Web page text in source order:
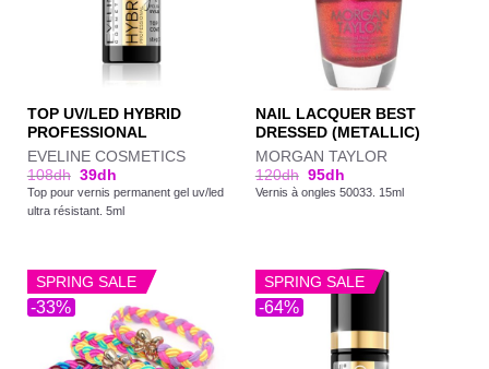
TOP UV/LED HYBRID
PROFESSIONAL
EVELINE COSMETICS
108dh 39dh
Top pour vernis permanent gel uv/led
ultra résistant. 5ml
NAIL LACQUER BEST
DRESSED (METALLIC)
MORGAN TAYLOR
120dh 95dh
Vernis à ongles 50033. 15ml
-33%
SPRING SALE
-64%
SPRING SALE